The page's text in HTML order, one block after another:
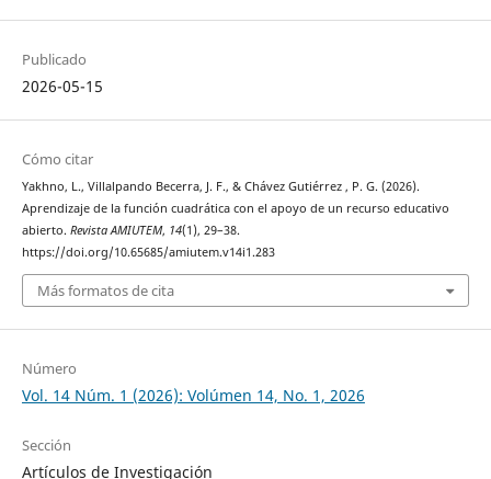
Publicado
2026-05-15
Cómo citar
Yakhno, L., Villalpando Becerra, J. F., & Chávez Gutiérrez , P. G. (2026).
Aprendizaje de la función cuadrática con el apoyo de un recurso educativo
abierto. Revista AMIUTEM, 14(1), 29–38.
https://doi.org/10.65685/amiutem.v14i1.283
Más formatos de cita
Número
Vol. 14 Núm. 1 (2026): Volúmen 14, No. 1, 2026
Sección
Artículos de Investigación